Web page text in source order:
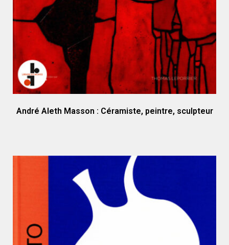
André Aleth Masson : Céramiste, peintre, sculpteur